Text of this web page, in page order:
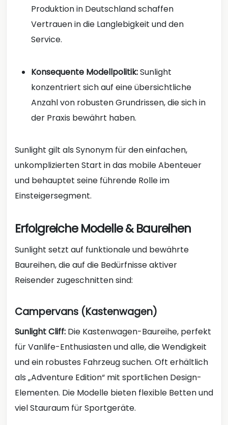
Produktion in Deutschland schaffen
Vertrauen in die Langlebigkeit und den
Service.
Konsequente Modellpolitik:Sunlight
konzentriert sich auf eine übersichtliche
Anzahl von robusten Grundrissen, die sich in
der Praxis bewährt haben.
Sunlight gilt als Synonym für den einfachen,
unkomplizierten Start in das mobile Abenteuer
und behauptet seine führende Rolle im
Einsteigersegment.
Erfolgreiche Modelle & Baureihen
Sunlight setzt auf funktionale und bewährte
Baureihen, die auf die Bedürfnisse aktiver
Reisender zugeschnitten sind:
Campervans (Kastenwagen)
Sunlight Cliff: Die Kastenwagen-Baureihe, perfekt
für Vanlife-Enthusiasten und alle, die Wendigkeit
und ein robustes Fahrzeug suchen. Oft erhältlich
als „Adventure Edition“ mit sportlichen Design-
Elementen. Die Modelle bieten flexible Betten und
viel Stauraum für Sportgeräte.